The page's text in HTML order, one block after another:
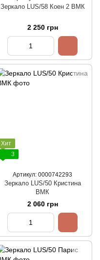
Зеркало LUS/58 Коен 2 ВМК
2 250 грн
Хит
3
Артикул: 0000742293
Зеркало LUS/50 Кристина
ВМК
2 060 грн